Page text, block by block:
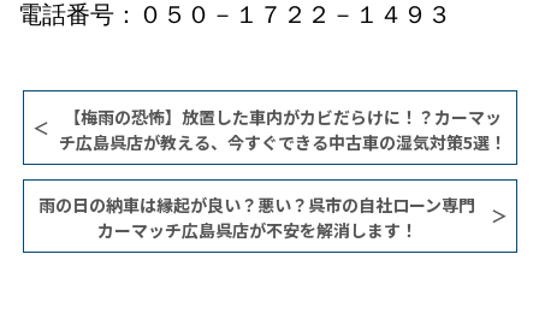
電話番号：０５０－１７２２－１４９３
【梅雨の恐怖】放置した車内がカビだらけに！？カーマッ
チ広島呉店が教える、今すぐできる中古車の湿気対策5選！
雨の日の納車は縁起が良い？悪い？呉市の自社ローン専門
カーマッチ広島呉店が不安を解消します！